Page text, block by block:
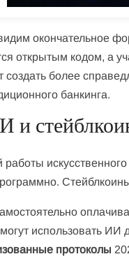
окончательное
открытым кодом, а
создать более
банкинга.
и
использовать ИИ
протоколы